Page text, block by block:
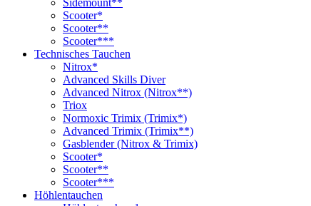
Scooter*
Scooter**
Scooter***
Technisches Tauchen
Nitrox*
Advanced Skills Diver
Advanced Nitrox (Nitrox**)
Triox
Normoxic Trimix (Trimix*)
Advanced Trimix (Trimix**)
Gasblender (Nitrox & Trimix)
Scooter*
Scooter**
Scooter***
Höhlentauchen